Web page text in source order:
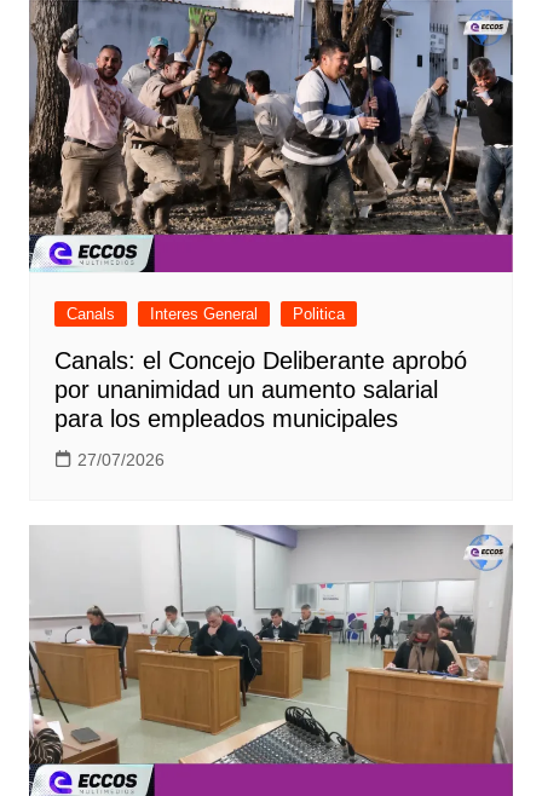
Canals Interes General Politica
Canals: el Concejo Deliberante aprobó
por unanimidad un aumento salarial
para los empleados municipales
27/07/2026